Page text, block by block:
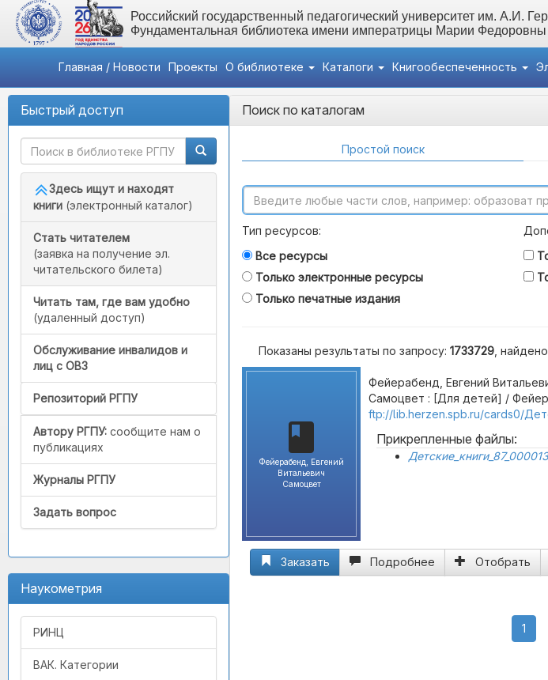
Российский государственный педагогический университет им. А.И.
Фундаментальная библиотека имени императрицы Марии Федоровны
Главная / Новости Проекты О библиотеке Каталоги Книгообеспеченность
Быстрый доступ
Здесь ищут и находят
книги (электронный каталог)
Стать читателем
(заявка на получение эл.
читательского билета)
Читать там, где вам удобно
(удаленный доступ)
Обслуживание инвалидов и
лиц с ОВЗ
Репозиторий РГПУ
Автору РГПУ: сообщите нам о
публикациях
Журналы РГПУ
Задать вопрос
Наукометрия
РИНЦ
ВАК. Категории
Поиск по каталогам
Простой поиск
Тип ресурсов:
Все ресурсы
Только электронные ресурсы
Только печатные издания
Показаны результаты по запросу: 1733729 , найдено
Фейерабенд, Евгений
Витальевич
Самоцвет
Фейерабенд, Евгений
Самоцвет : [Для детей] /
ftp://lib.herzen.spb.ru/cards0/
Прикрепленные файлы:
Заказать Подробнее Отобрать
1